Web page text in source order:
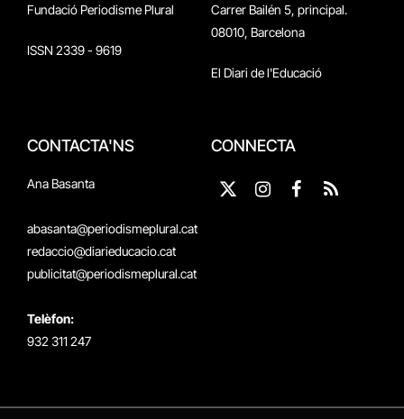
Fundació Periodisme Plural
ISSN 2339 - 9619
Carrer Bailén 5, principal.
08010, Barcelona
El Diari de l'Educació
CONTACTA'NS
Ana Basanta
abasanta@periodismeplural.cat
redaccio@diarieducacio.cat
publicitat@periodismeplural.cat
Telèfon:
932 311 247
CONNECTA
X
Instagram
Facebook
RSS